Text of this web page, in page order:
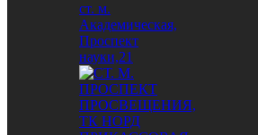
ст. м.
Академическая,
Проспект
науки,21